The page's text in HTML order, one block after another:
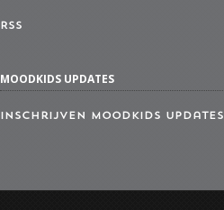
RSS
MOODKIDS UPDATES
Inschrijven MoodKids Updates